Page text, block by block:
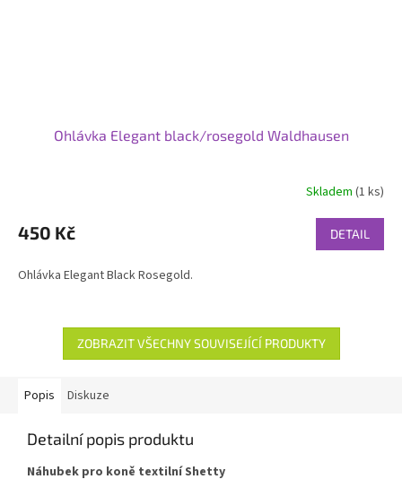
Ohlávka Elegant black/rosegold Waldhausen
Skladem (1 ks)
450 Kč DETAIL
Ohlávka Elegant Black Rosegold.
ZOBRAZIT VŠECHNY SOUVISEJÍCÍ PRODUKTY
Popis Diskuze
Detailní popis produktu
Náhubek pro koně textilní Shetty